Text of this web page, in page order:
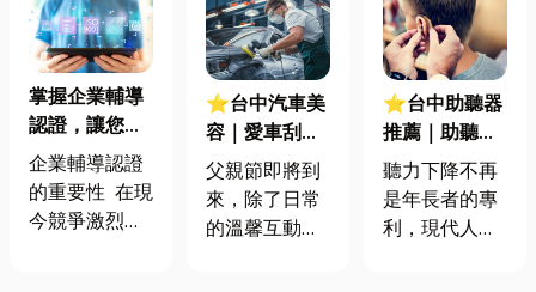
掌握企業輔導
認證，讓您的
品牌更具競爭
力！
企業輔導認證
的重要性 在現
今競爭激烈的
⭐台中汽車美
容｜愛車刮
傷、黯淡無
光？給爸爸的
愛車一場頂級
父親節即將到
來，除了日常
的溫馨互動，
⭐台中助聽器
推薦｜助聽器
補助怎麼申
請？一篇讀懂
流程與費用，
聽力下降不再
是年長者的專
利，現代人生